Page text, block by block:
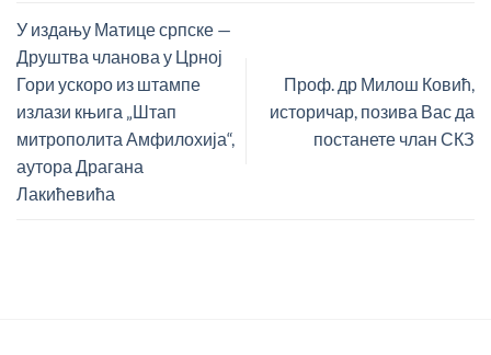
У издању Матице српске —
Друштва чланова у Црној
Гори ускоро из штампе
излази књига „Штап
митрополита Амфилохија“,
аутора Драгана
Лакићевића
Проф. др Милош Ковић,
историчар, позива Вас да
постанете члан СКЗ